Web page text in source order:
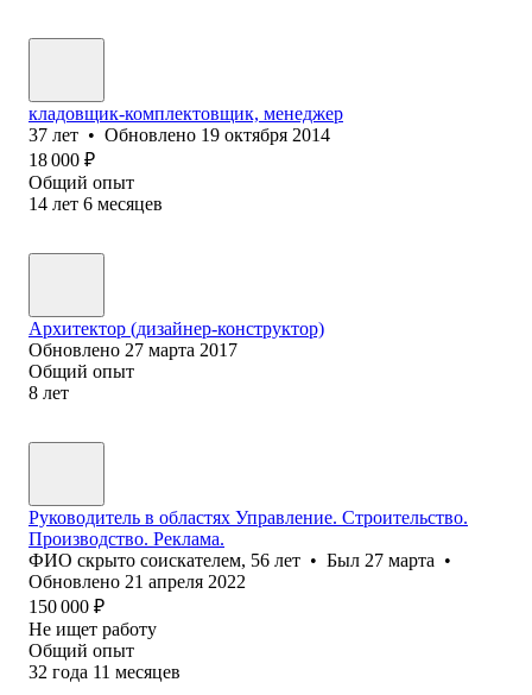
кладовщик-комплектовщик, менеджер
37 лет • Обновлено 19 октября 2014
18 000 ₽
Общий опыт
14 лет 6 месяцев
Архитектор (дизайнер-конструктор)
Обновлено 27 марта 2017
Общий опыт
8 лет
Руководитель в областях Управление. Строительство.
Производство. Реклама.
ФИО скрыто соискателем, 56 лет • Был 27 марта •
Обновлено 21 апреля 2022
150 000 ₽
Не ищет работу
Общий опыт
32 года 11 месяцев